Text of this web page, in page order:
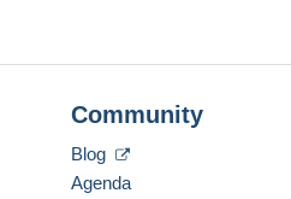
Community
Blog
Agenda